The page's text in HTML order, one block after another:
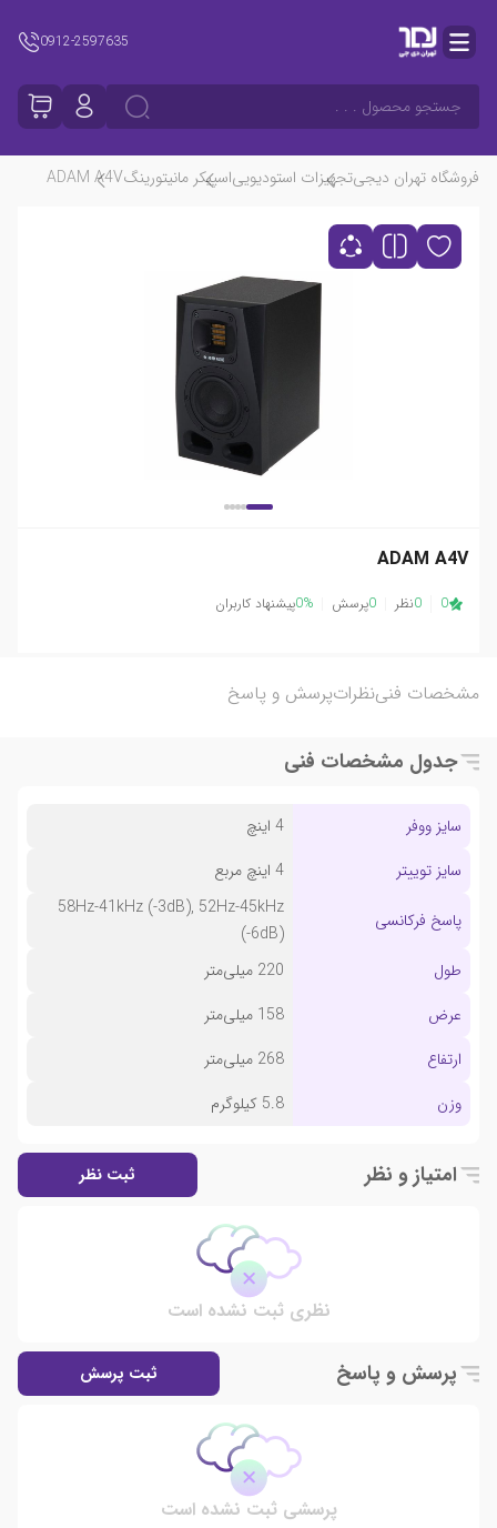
0912-2597635
جستجو محصول . . .
فروشگاه تهران دیجیتجهیزات استودیوییاسپیکر مانیتورینگADAM A4V
ADAM A4V
0
0نظر 0پرسش 0%پیشنهاد کاربران
مشخصات فنینظراتپرسش و پاسخ
جدول مشخصات فنی
سایز ووفر
4 اینچ
سایز توییتر
4 اینچ مربع
پاسخ فرکانسی
58Hz-41kHz (-3dB), 52Hz-45kHz
(-6dB)
طول
220 میلی‌متر
عرض
158 میلی‌متر
ارتفاع
268 میلی‌متر
وزن
5.8 کیلوگرم
امتیاز و نظر ثبت نظر
نظری ثبت نشده است
پرسش و پاسخ ثبت پرسش
پرسشی ثبت نشده است